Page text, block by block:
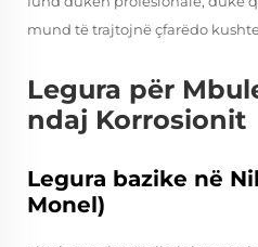
mund të trajtojnë çfarëdo
Legura për
ndaj Korrosionit
Legura bazike në
Monel)